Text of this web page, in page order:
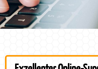
Online-Support